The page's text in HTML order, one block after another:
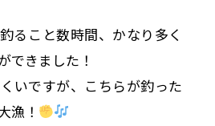
ること数時間、かなり多く
できました！
いですが、こちらが釣った
漁！